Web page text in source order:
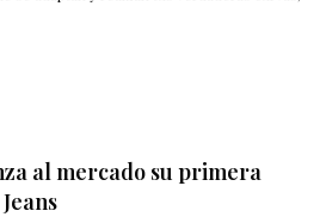
al mercado su primera